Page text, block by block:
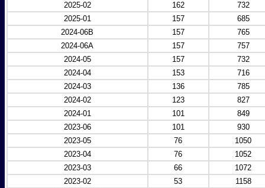
2025-02
162
732
2025-01
157
685
2024-06B
157
765
2024-06A
157
757
2024-05
157
732
2024-04
153
716
2024-03
136
785
2024-02
123
827
2024-01
101
849
2023-06
101
930
2023-05
76
1050
2023-04
76
1052
2023-03
66
1072
2023-02
53
1158